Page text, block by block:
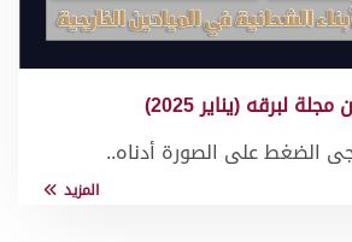
لبرقه (يناير 2025)
الضغط على الصورة أدناه..
المزيد